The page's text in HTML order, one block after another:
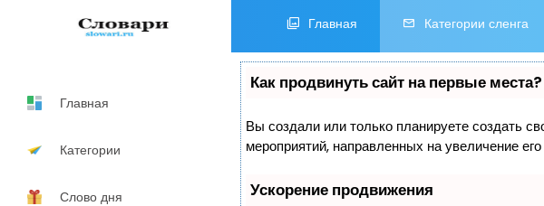
Главная Категории сленга
Главная
Категории
Слово дня
Как продвинуть сайт на первые места?
Вы создали или только планируете создать
мероприятий, направленных на увеличение
Ускорение продвижения